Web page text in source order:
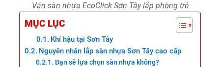
Ván sàn nhựa EcoClick Sơn Tây lắp phòng trẻ
MỤC LỤC
Khí hậu tại Sơn Tây
Nguyên nhân lắp sàn nhựa Sơn Tây cao cấp
Bạn sẽ lựa chọn sàn nhựa không?